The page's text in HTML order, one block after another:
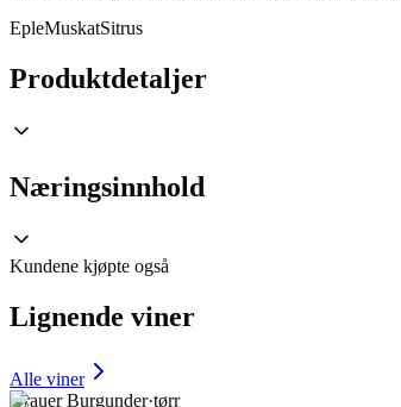
EpleMuskatSitrus
Produktdetaljer
Næringsinnhold
Kundene kjøpte også
Lignende viner
Alle viner
Grauer Burgunder·tørr